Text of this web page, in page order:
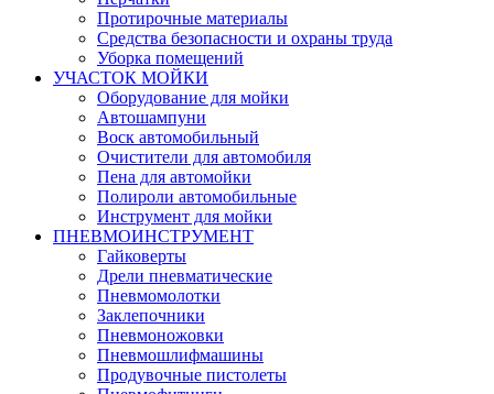
Протирочные материалы
Средства безопасности и охраны труда
Уборка помещений
УЧАСТОК МОЙКИ
Оборудование для мойки
Автошампуни
Воск автомобильный
Очистители для автомобиля
Пена для автомойки
Полироли автомобильные
Инструмент для мойки
ПНЕВМОИНСТРУМЕНТ
Гайковерты
Дрели пневматические
Пневмомолотки
Заклепочники
Пневмоножовки
Пневмошлифмашины
Продувочные пистолеты